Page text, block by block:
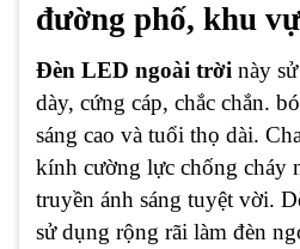
đường phố, khu
Đèn LED ngoài trời này
dày, cứng cáp, chắc chắn.
sáng cao và tuổi thọ dài.
kính cường lực chống cháy
truyền ánh sáng tuyệt vời.
sử dụng rộng rãi làm đèn